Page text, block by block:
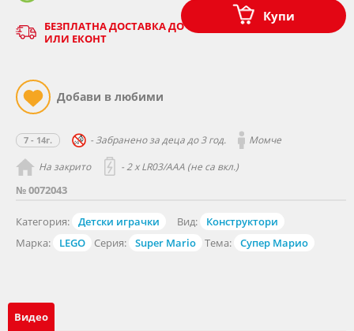
№ 0072043
Категория: Детски играчки Вид:
Конструктори
Марка:
LEGO Серия: Super Mario Тема: Супер Марио
7 - 14г. - Забранено за деца до 3 год. Момче
На закрито - 2 х LR03/AAA (не са вкл.)
Купи
БЕЗПЛАТНА ДОСТАВКА ДО ОФИС НА КУРИЕР - СПИДИ
ИЛИ ЕКОНТ
Видео